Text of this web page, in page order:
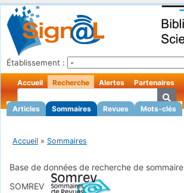
Établissement :
Accueil Recherche
Articles Sommaires Revues Mots-clés
Alertes Partenaires
Accueil » Sommaires
Base de données de recherche de
SOMREV